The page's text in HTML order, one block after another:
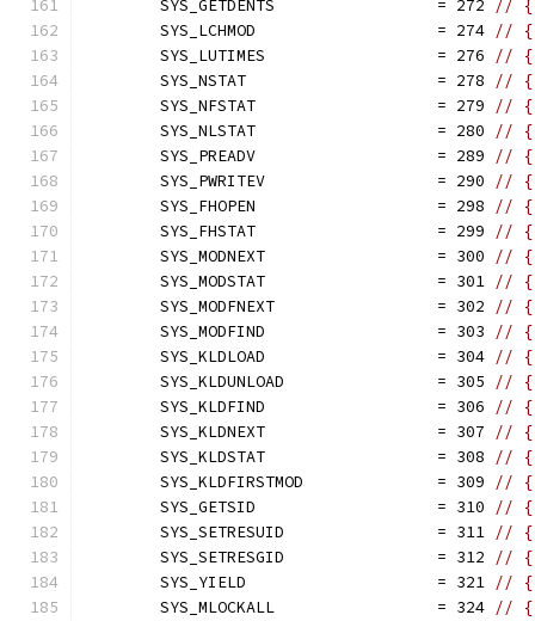
	SYS_GETDENTS                 = 272
// {
	SYS_LCHMOD                   = 274
// {
	SYS_LUTIMES                  = 276
// {
	SYS_NSTAT                    = 278
// {
	SYS_NFSTAT                   = 279
// {
	SYS_NLSTAT                   = 280
// {
	SYS_PREADV                   = 289
// {
	SYS_PWRITEV                  = 290
// {
	SYS_FHOPEN                   = 298
// {
	SYS_FHSTAT                   = 299
// {
	SYS_MODNEXT                  = 300
// {
	SYS_MODSTAT                  = 301
// {
	SYS_MODFNEXT                 = 302
// {
	SYS_MODFIND                  = 303
// {
	SYS_KLDLOAD                  = 304
// {
	SYS_KLDUNLOAD                = 305
// {
	SYS_KLDFIND                  = 306
// {
	SYS_KLDNEXT                  = 307
// {
	SYS_KLDSTAT                  = 308
// {
	SYS_KLDFIRSTMOD              = 309
// {
	SYS_GETSID                   = 310
// {
	SYS_SETRESUID                = 311
// {
	SYS_SETRESGID                = 312
// {
	SYS_YIELD                    = 321
// {
	SYS_MLOCKALL                 = 324
// {